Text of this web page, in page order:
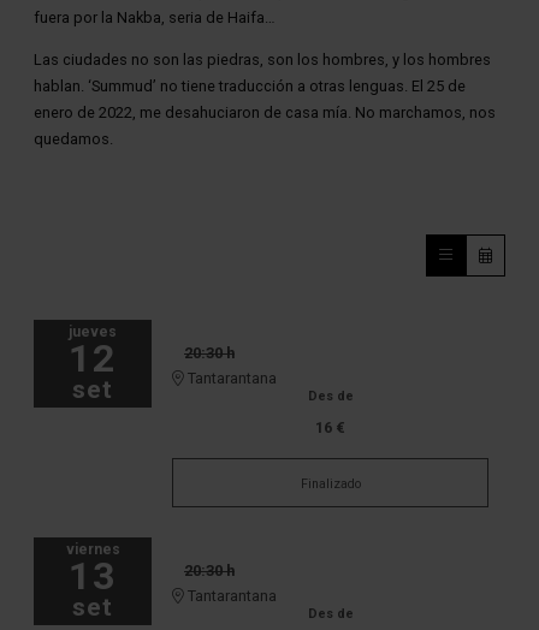
fuera por la Nakba, seria de Haifa…
Las ciudades no son las piedras, son los hombres, y los hombres
hablan. ‘Summud’ no tiene traducción a otras lenguas. El 25 de
enero de 2022, me desahuciaron de casa mía. No marchamos, nos
quedamos.
jueves
12
set
20:30 h
Tantarantana
Des de
16 €
Finalizado
viernes
13
set
20:30 h
Tantarantana
Des de